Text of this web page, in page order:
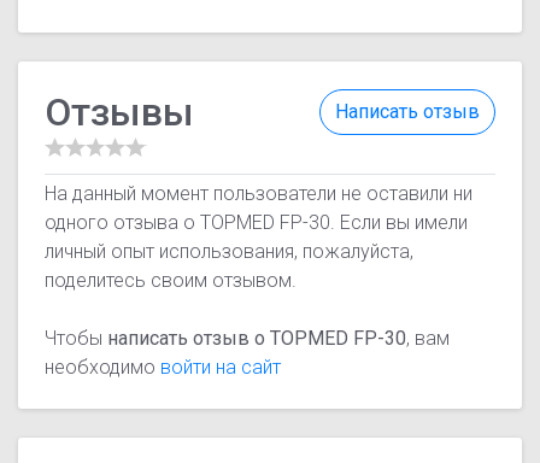
Написать отзыв
Отзывы
На данный момент пользователи не оставили ни
одного отзыва о TOPMED FP-30. Если вы имели
личный опыт использования, пожалуйста,
поделитесь своим отзывом.
Чтобы написать отзыв о TOPMED FP-30, вам
необходимо войти на сайт